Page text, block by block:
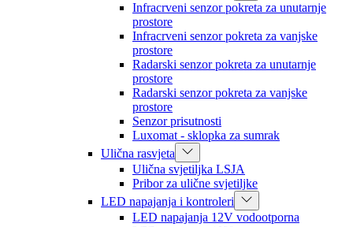
Infracrveni senzor pokreta za unutarnje
prostore
Infracrveni senzor pokreta za vanjske
prostore
Radarski senzor pokreta za unutarnje
prostore
Radarski senzor pokreta za vanjske
prostore
Senzor prisutnosti
Luxomat - sklopka za sumrak
Ulična rasvjeta
Ulična svjetiljka LSJA
Pribor za ulične svjetiljke
LED napajanja i kontroleri
LED napajanja 12V vodootporna